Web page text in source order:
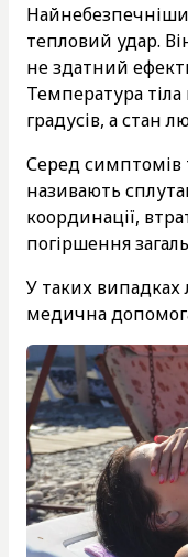
тепловий удар.
не здатний
Температура
градусів, а стан
Серед симптомів
називають
координації,
погіршення
У таких випадках
медична